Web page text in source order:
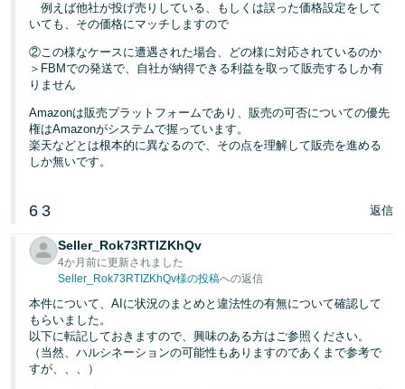
例えば他社が投げ売りしている、もしくは誤った価格設定をして
いても、その価格にマッチしますので
②この様なケースに遭遇された場合、どの様に対応されているのか
＞FBMでの発送で、自社が納得できる利益を取って販売するしか有
りません
Amazonは販売プラットフォームであり、販売の可否についての優先
権はAmazonがシステムで握っています。
楽天などとは根本的に異なるので、その点を理解して販売を進める
しか無いです。
6 3 返信
Seller_Rok73RTIZKhQv
4か月前に更新されました
Seller_Rok73RTIZKhQv様の投稿への返信
本件について、AIに状況のまとめと違法性の有無について確認して
もらいました。
以下に転記しておきますので、興味のある方はご参照ください。
（当然、ハルシネーションの可能性もありますのであくまで参考で
すが、、、）